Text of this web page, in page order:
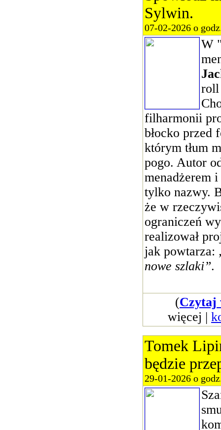
Sylwin.
07-02-2026 o
W
roll
filharmonii
błocko przed
którym tłum
pogo. Autor
menadżerem
tylko nazwy.
że w
ograniczeń
realizował
jak powtarza:
nowe szlaki”.
(Czytaj
więcej |
Tomek
będzie
29-01-2026 o